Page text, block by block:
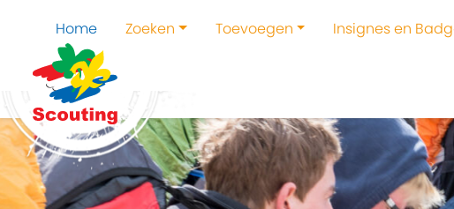
Home Zoeken Toevoegen Insignes en